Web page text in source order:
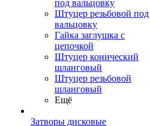
под вальцовку
Штуцер резьбовой под
вальцовку
Гайка заглушка с
цепочкой
Штуцер конический
шланговый
Штуцер резьбовой
шланговый
Ещё
Затворы дисковые